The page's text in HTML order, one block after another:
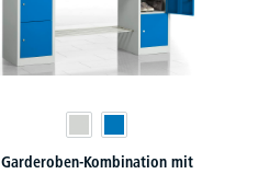
Garderoben-Kombination mit